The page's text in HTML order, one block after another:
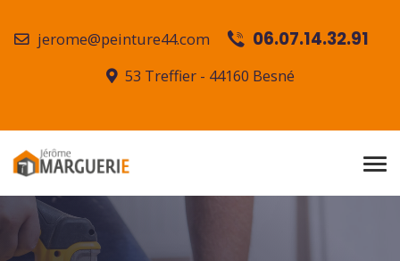
jerome@peinture44.com 06.07.14.32.91
53 Treffier - 44160 Besné